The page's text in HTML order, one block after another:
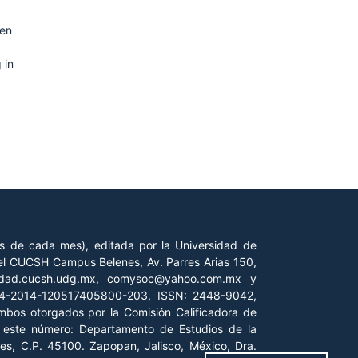
in
de cada mes), editada por la Universidad de
Campus Belenes, Av. Parres Arias 150,
comysoc@yahoo.com.mx y
2014-120517405800-203, ISSN: 2448-9042,
otorgados por la Comisión Calificadora de
número: Departamento de Estudios de la
C.P. 45100. Zapopan, Jalisco, México, Dra.